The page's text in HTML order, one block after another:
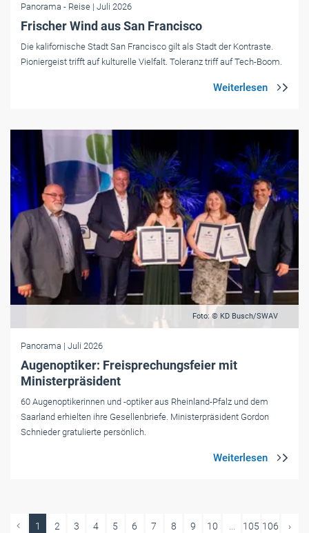
Panorama - Reise | Juli 2026
Frischer Wind aus San Francisco
Die kalifornische Stadt San Francisco gilt als Stadt der Kontraste.
Pioniergeist trifft auf kulturelle Vielfalt. Toleranz triff auf Tech-Boom.
Foto: © KD Busch/SWAV
Panorama | Juli 2026
Augenoptiker: Freisprechungsfeier mit
Ministerpräsident
60 Augenoptikerinnen und -optiker aus Rheinland-Pfalz und dem
Saarland erhielten ihre Gesellenbriefe. Ministerpräsident Gordon
Schnieder gratulierte persönlich.
1 2 3 4 5 6 7 8 9 10 ... 105 106 ›